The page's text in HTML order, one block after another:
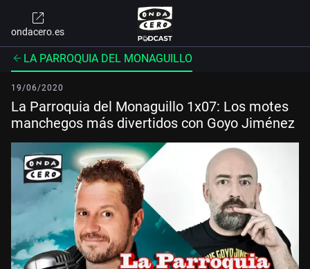
ondacero.es
LA PARROQUIA DEL MONAGUILLO
19/06/2020
La Parroquia del Monaguillo 1x07: Los motes
manchegos más divertidos con Goyo Jiménez